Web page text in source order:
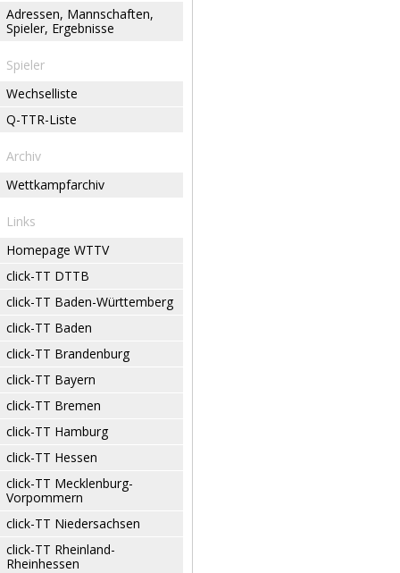
Adressen, Mannschaften,
Spieler, Ergebnisse
Spieler
Wechselliste
Q-TTR-Liste
Archiv
Wettkampfarchiv
Links
Homepage WTTV
click-TT DTTB
click-TT Baden-Württemberg
click-TT Baden
click-TT Brandenburg
click-TT Bayern
click-TT Bremen
click-TT Hamburg
click-TT Hessen
click-TT Mecklenburg-
Vorpommern
click-TT Niedersachsen
click-TT Rheinland-
Rheinhessen